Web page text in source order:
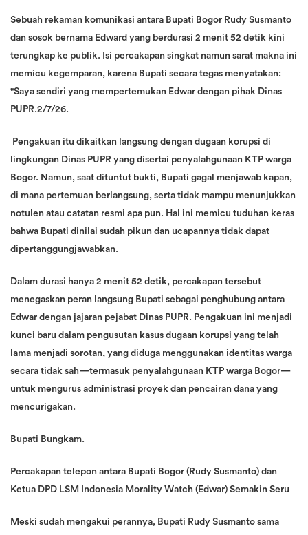
Sebuah rekaman komunikasi antara Bupati Bogor Rudy Susmanto
dan sosok bernama Edward yang berdurasi 2 menit 52 detik kini
terungkap ke publik. Isi percakapan singkat namun sarat makna ini
memicu kegemparan, karena Bupati secara tegas menyatakan:
"Saya sendiri yang mempertemukan Edwar dengan pihak Dinas
PUPR.2/7/26.
Pengakuan itu dikaitkan langsung dengan dugaan korupsi di
lingkungan Dinas PUPR yang disertai penyalahgunaan KTP warga
Bogor. Namun, saat dituntut bukti, Bupati gagal menjawab kapan,
di mana pertemuan berlangsung, serta tidak mampu menunjukkan
notulen atau catatan resmi apa pun. Hal ini memicu tuduhan keras
bahwa Bupati dinilai sudah pikun dan ucapannya tidak dapat
dipertanggungjawabkan.
Dalam durasi hanya 2 menit 52 detik, percakapan tersebut
menegaskan peran langsung Bupati sebagai penghubung antara
Edwar dengan jajaran pejabat Dinas PUPR. Pengakuan ini menjadi
kunci baru dalam pengusutan kasus dugaan korupsi yang telah
lama menjadi sorotan, yang diduga menggunakan identitas warga
secara tidak sah—termasuk penyalahgunaan KTP warga Bogor—
untuk mengurus administrasi proyek dan pencairan dana yang
mencurigakan.
Bupati Bungkam.
Percakapan telepon antara Bupati Bogor (Rudy Susmanto) dan
Ketua DPD LSM Indonesia Morality Watch (Edwar) Semakin Seru
Meski sudah mengakui perannya, Bupati Rudy Susmanto sama